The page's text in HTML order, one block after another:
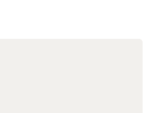
parking for guests who drive.